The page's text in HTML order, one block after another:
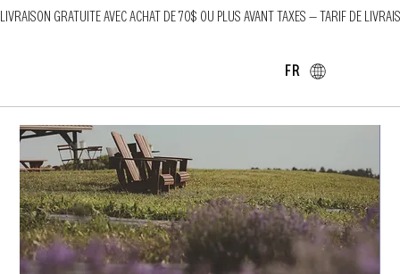
LIVRAISON GRATUITE AVEC ACHAT DE 70$ OU PLUS AVANT TAXES — TARIF DE
FR